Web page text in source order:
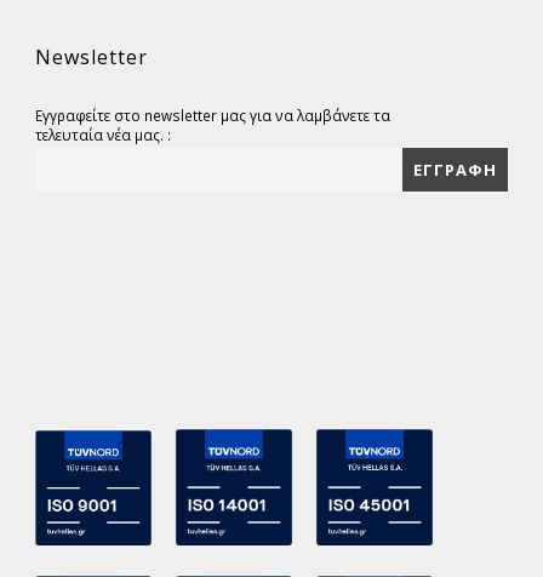
Newsletter
Εγγραφείτε στο newsletter μας για να λαμβάνετε τα
τελευταία νέα μας. :